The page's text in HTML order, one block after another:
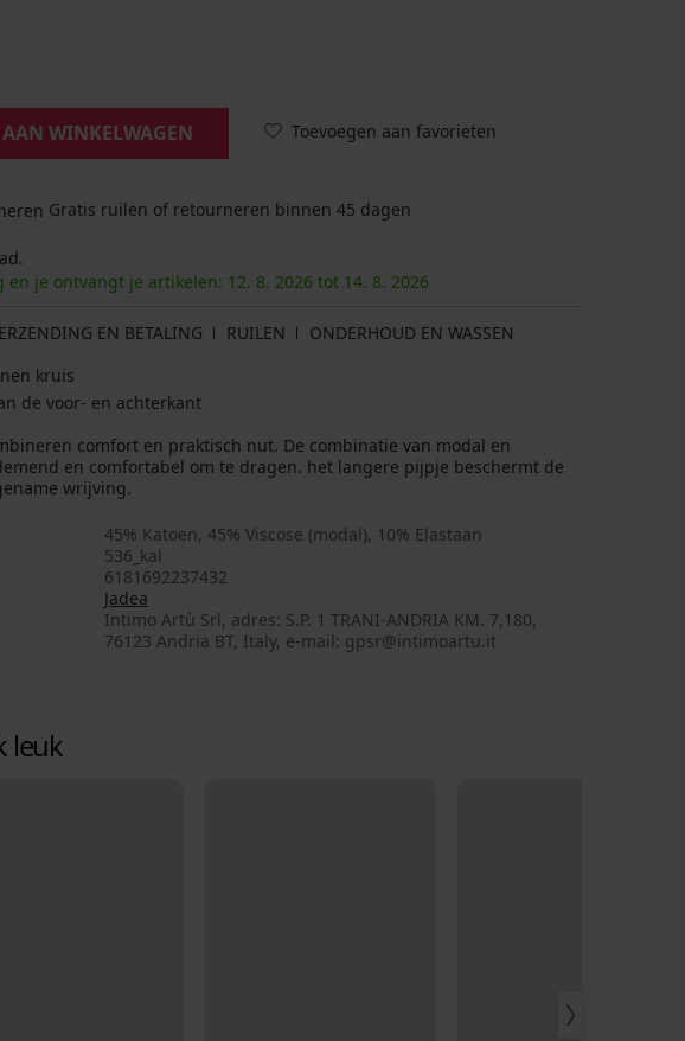
WINKELWAGEN Toevoegen aan favorieten
Gratis ruilen of retourneren binnen 45 dagen
en je ontvangt je artikelen: 12. 8. 2026 tot 14. 8. 2026
EN BETALING RUILEN
ONDERHOUD EN WASSEN
kruis
de voor- en achterkant
comfort en praktisch nut. De combinatie van modal en
en comfortabel om te dragen. het langere pijpje beschermt de
wrijving.
45% Katoen, 45% Viscose (modal), 10% Elastaan
536_kal
6181692237432
Jadea
Intimo Artù Srl, adres: S.P. 1 TRANI-ANDRIA KM. 7,180,
76123 Andria BT, Italy, e-mail: gpsr@intimoartu.it
leuk